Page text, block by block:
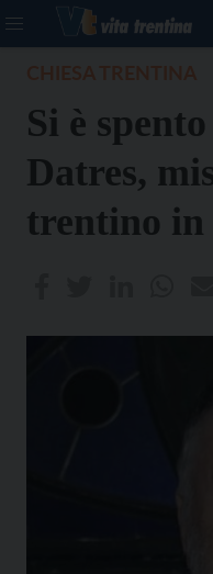
Si è
Datres,
trentino in